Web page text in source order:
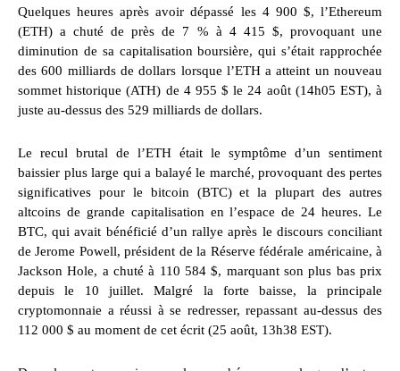
Quelques heures après avoir dépassé les 4 900 $, l’Ethereum
(ETH) a chuté de près de 7 % à 4 415 $, provoquant une
diminution de sa capitalisation boursière, qui s’était rapprochée
des 600 milliards de dollars lorsque l’ETH a atteint un nouveau
sommet historique (ATH) de 4 955 $ le 24 août (14h05 EST), à
juste au-dessus des 529 milliards de dollars.
Le recul brutal de l’ETH était le symptôme d’un sentiment
baissier plus large qui a balayé le marché, provoquant des pertes
significatives pour le bitcoin (BTC) et la plupart des autres
altcoins de grande capitalisation en l’espace de 24 heures. Le
BTC, qui avait bénéficié d’un rallye après le discours conciliant
de Jerome Powell, président de la Réserve fédérale américaine, à
Jackson Hole, a chuté à 110 584 $, marquant son plus bas prix
depuis le 10 juillet. Malgré la forte baisse, la principale
cryptomonnaie a réussi à se redresser, repassant au-dessus des
112 000 $ au moment de cet écrit (25 août, 13h38 EST).